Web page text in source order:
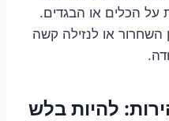
על הכלים או הבגדים.
השחרור או לנזילה קשה
להיות בלש